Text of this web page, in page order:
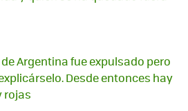
Argentina fue expulsado pero
Desde entonces hay
rojas